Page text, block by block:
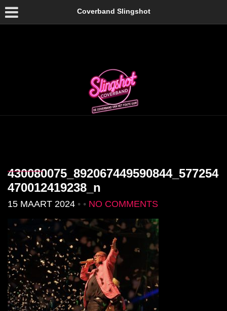
Coverband Slingshot
430080075_892067449590844_577254
470012419238_n
15 MAART 2024 • • NO COMMENTS